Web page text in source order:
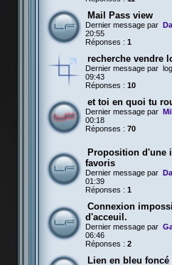
Mail Pass view
Dernier message par
20:55
Réponses : 1
recherche vendre
Dernier message par
09:43
Réponses : 10
et toi en quoi tu
Dernier message par
00:18
Réponses : 70
Proposition d'une
favoris
Dernier message par
01:39
Réponses : 1
Connexion
d'acceuil.
Dernier message par
06:46
Réponses : 2
Lien en bleu